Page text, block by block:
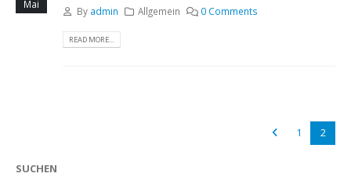
Mai
By admin Allgemein 0 Comments
READ MORE...
1 2
SUCHEN